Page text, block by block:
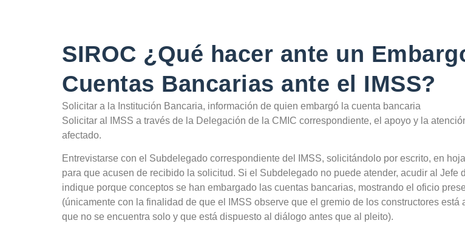
SIROC ¿Qué hacer ante un
Cuentas Bancarias ante el IMSS?
Solicitar a la Institución Bancaria, información de quien embargó la cuenta bancaria
Solicitar al IMSS a través de la Delegación de la CMIC correspondiente, el apoyo y la
afectado.
Entrevistarse con el Subdelegado correspondiente del IMSS, solicitándolo por escrito, en
para que acusen de recibido la solicitud. Si el Subdelegado no puede atender, acudir al Jefe
indique porque conceptos se han embargado las cuentas bancarias, mostrando el oficio
(únicamente con la finalidad de que el IMSS observe que el gremio de los constructores está
que no se encuentra solo y que está dispuesto al diálogo antes que al pleito).